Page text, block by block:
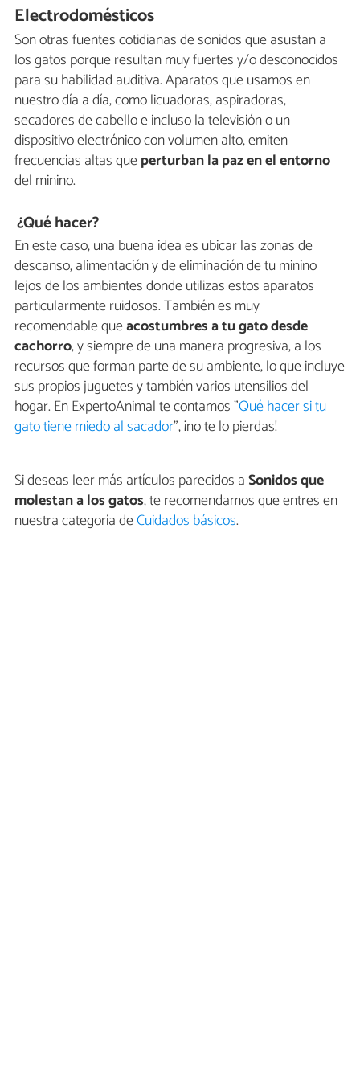
Electrodomésticos
Son otras fuentes cotidianas de sonidos que asustan a
los gatos porque resultan muy fuertes y/o desconocidos
para su habilidad auditiva. Aparatos que usamos en
nuestro día a día, como licuadoras, aspiradoras,
secadores de cabello e incluso la televisión o un
dispositivo electrónico con volumen alto, emiten
frecuencias altas queperturban la paz en el entorno
del minino.
¿Qué hacer?
En este caso, una buena idea es ubicar las zonas de
descanso, alimentación y de eliminación de tu minino
lejos de los ambientes donde utilizas estos aparatos
particularmente ruidosos. También es muy
recomendable queacostumbres a tu gato desde
cachorro, y siempre de una manera progresiva, a los
recursos que forman parte de su ambiente, lo que incluye
sus propios juguetes y también varios utensilios del
hogar. En ExpertoAnimal te contamos "Qué hacer si tu
gato tiene miedo al sacador", ¡no te lo pierdas!
Si deseas leer más artículos parecidos aSonidos que
molestan a los gatos, te recomendamos que entres en
nuestra categoría deCuidados básicos.